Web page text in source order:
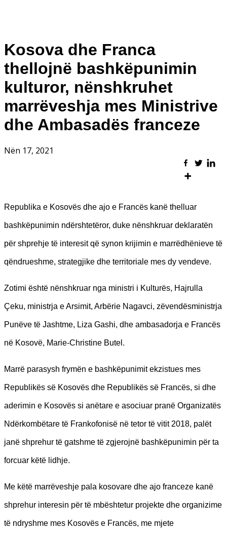
Kosova dhe Franca
thellojnë bashkëpunimin
kulturor, nënshkruhet
marrëveshja mes Ministrive
dhe Ambasadës franceze
Nën 17, 2021
Republika e Kosovës dhe ajo e Francës kanë thelluar
bashkëpunimin ndërshtetëror, duke nënshkruar deklaratën
për shprehje të interesit që synon krijimin e marrëdhënieve të
qëndrueshme, strategjike dhe territoriale mes dy vendeve.
Zotimi është nënshkruar nga ministri i Kulturës, Hajrulla
Çeku, ministrja e Arsimit, Arbërie Nagavci, zëvendësministrja
Punëve të Jashtme, Liza Gashi, dhe ambasadorja e Francës
në Kosovë, Marie-Christine Butel.
Marrë parasysh frymën e bashkëpunimit ekzistues mes
Republikës së Kosovës dhe Republikës së Francës, si dhe
aderimin e Kosovës si anëtare e asociuar pranë Organizatës
Ndërkombëtare të Frankofonisë në tetor të vitit 2018, palët
janë shprehur të gatshme të zgjerojnë bashkëpunimin për ta
forcuar këtë lidhje.
Me këtë marrëveshje pala kosovare dhe ajo franceze kanë
shprehur interesin për të mbështetur projekte dhe organizime
të ndryshme mes Kosovës e Francës, me mjete